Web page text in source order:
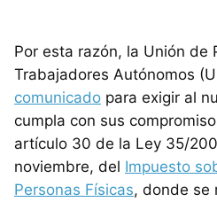
Por esta razón, la Unión de
Trabajadores Autónomos
comunicado para exigir al
cumpla con sus
artículo 30 de la Ley 35/
noviembre, del Impuesto
Personas Físicas, donde se